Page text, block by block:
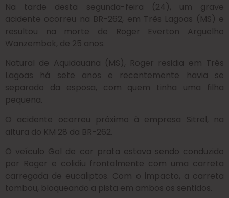
Na tarde desta segunda-feira (24), um grave
acidente ocorreu na BR-262, em Três Lagoas (MS) e
resultou na morte de Roger Everton Arguelho
Wanzembok, de 25 anos.
Natural de Aquidauana (MS), Roger residia em Três
Lagoas há sete anos e recentemente havia se
separado da esposa, com quem tinha uma filha
pequena.​
O acidente ocorreu próximo à empresa Sitrel, na
altura do KM 28 da BR-262.
O veículo Gol de cor prata estava sendo conduzido
por Roger e colidiu frontalmente com uma carreta
carregada de eucaliptos. Com o impacto, a carreta
tombou, bloqueando a pista em ambos os sentidos.